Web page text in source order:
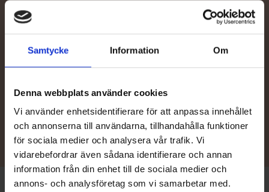
Samtycke Information Om
Denna webbplats använder cookies
Vi använder enhetsidentifierare för att anpassa innehållet
och annonserna till användarna, tillhandahålla funktioner
för sociala medier och analysera vår trafik. Vi
vidarebefordrar även sådana identifierare och annan
information från din enhet till de sociala medier och
annons- och analysföretag som vi samarbetar med.
Kontakta återförsäljare
Behöver du hjälp med val av båt eller tillbehör, eller vill du be om